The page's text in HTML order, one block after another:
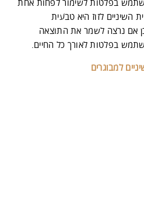
בפלטות לשימור לפחות אחת
השיניים לזוז היא טבעית
אם נרצה לשמר את התוצאה
בפלטות לאורך כל החיים.
למבוגרים